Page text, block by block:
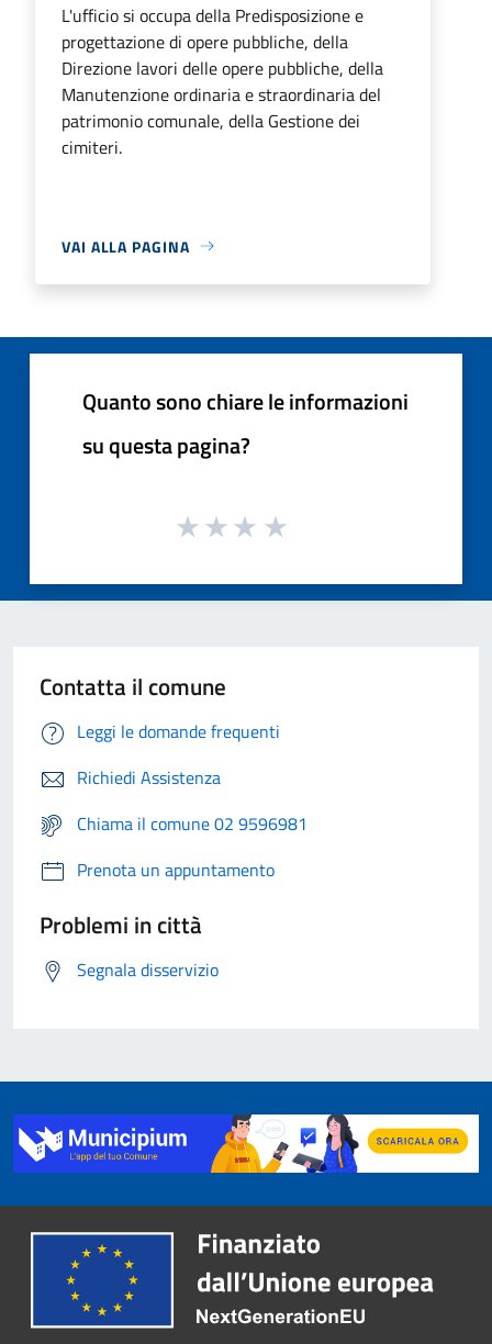
L'ufficio si occupa della Predisposizione e
progettazione di opere pubbliche, della
Direzione lavori delle opere pubbliche, della
Manutenzione ordinaria e straordinaria del
patrimonio comunale, della Gestione dei
cimiteri.
VAI ALLA PAGINA
Quanto sono chiare le informazioni
su questa pagina?
Contatta il comune
Leggi le domande frequenti
Richiedi Assistenza
Chiama il comune 02 9596981
Prenota un appuntamento
Problemi in città
Segnala disservizio